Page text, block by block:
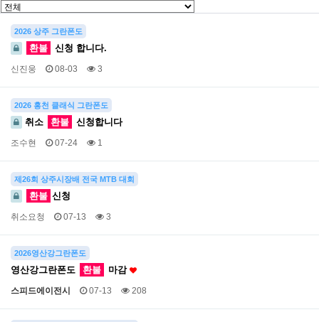
2026 상주 그란폰도
환불 신청 합니다.
신진웅 08-03 3
2026 홍천 클래식 그란폰도
취소 환불 신청합니다
조수현 07-24 1
제26회 상주시장배 전국 MTB 대회
환불 신청
취소요청 07-13 3
2026영산강그란폰도
영산강그란폰도 환불 마감
스피드에이전시 07-13 208